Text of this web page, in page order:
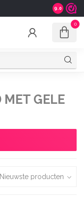
Shipping
9.0
0
MET GELE